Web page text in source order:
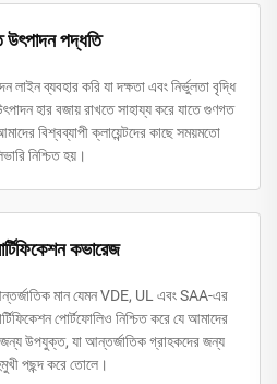
পদ্ধতি
ব্যবহার করি যা দক্ষতা এবং নির্ভুলতা বৃদ্ধি
হার বজায় রাখতে সাহায্য করে যাতে গুণগত
বিশ্বব্যাপী ক্লায়েন্টদের কাছে সময়মতো
নিশ্চিত হয়।
কভারেজ
মান যেমন VDE, UL এবং SAA-এর
পোর্টফোলিও নিশ্চিত করে যে আমাদের
জন্য উপযুক্ত, যা আন্তর্জাতিক গ্রাহকদের জন্য
পছন্দ করে তোলে।